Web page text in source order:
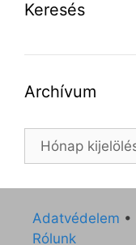
Keresés
Archívum
Archívum
Adatvédelem •
Rólunk